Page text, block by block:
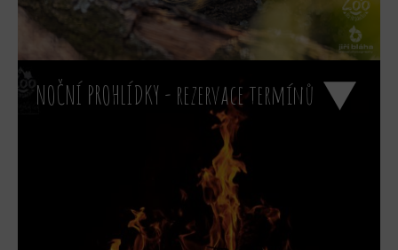
NOČNÍ PROHLÍDKY - rezervace termínů